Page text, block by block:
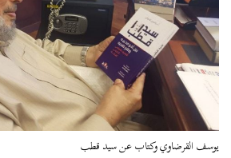
يوسف القرضاوي وكتاب عن سيد قطب